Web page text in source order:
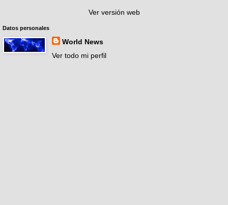
Ver versión web
Datos personales
World News
Ver todo mi perfil